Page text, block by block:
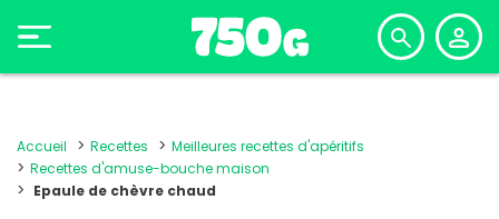
Accueil Recettes
Meilleures recettes d'apéritifs
Recettes d'amuse-bouche maison
Epaule de chèvre chaud